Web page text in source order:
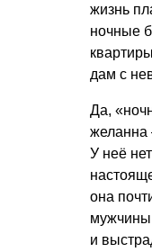
жизнь
ночные
дам с
Да,
желанна
У неё
она
и